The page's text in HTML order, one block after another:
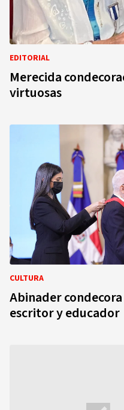
EDITORIAL
Merecida
virtuosas
CULTURA
Abinader
escritor y educador